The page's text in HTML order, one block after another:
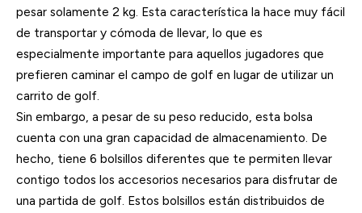
pesar solamente 2 kg. Esta característica la hace muy fácil
de transportar y cómoda de llevar, lo que es
especialmente importante para aquellos jugadores que
prefieren caminar el campo de golf en lugar de utilizar un
carrito de golf.
Sin embargo, a pesar de su peso reducido, esta bolsa
cuenta con una gran capacidad de almacenamiento. De
hecho, tiene 6 bolsillos diferentes que te permiten llevar
contigo todos los accesorios necesarios para disfrutar de
una partida de golf. Estos bolsillos están distribuidos de